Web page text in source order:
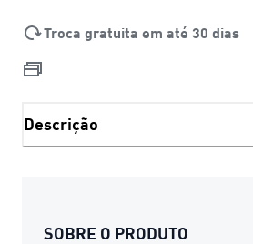
Troca gratuita em até 30 dias
Descrição
SOBRE O PRODUTO